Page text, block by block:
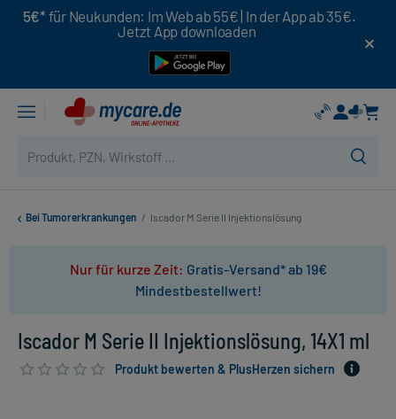
5€* für Neukunden: Im Web ab 55€ | In der App ab 35€.
Jetzt App downloaden
Bei Tumorerkrankungen / Iscador M Serie II Injektionslösung
Nur für kurze Zeit: Gratis-Versand* ab 19€
Mindestbestellwert!
Iscador M Serie II Injektionslösung, 14X1 ml
Produkt bewerten & PlusHerzen sichern